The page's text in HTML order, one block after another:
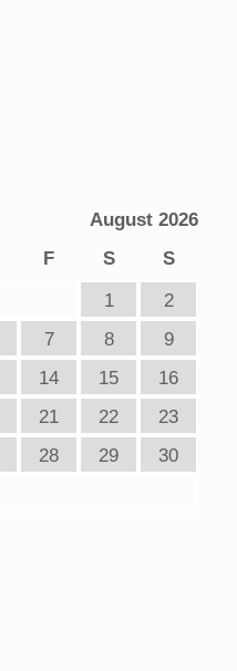
August 2026
F S
S
1
2
7 8
9
14 15
16
21 22
23
28 29
30